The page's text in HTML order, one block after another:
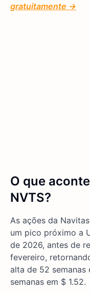
gratuitamente →
O que
NVTS?
As ações da
um pico próximo a
de 2026, antes de
fevereiro,
alta de 52 semanas
semanas em $ 1.52.